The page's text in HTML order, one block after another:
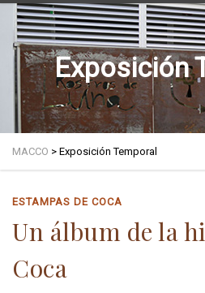
Exposición
MACCO > Exposición Temporal
ESTAMPAS DE COCA
Un álbum de la
Coca